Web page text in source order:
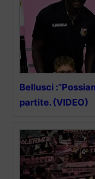
Bellusci
partite. (VIDEO)